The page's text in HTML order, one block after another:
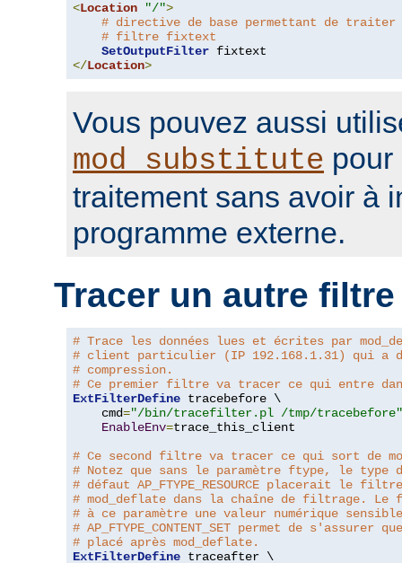
<Location "/">
# directive de base permettant de
# filtre fixtext
SetOutputFilter
</Location>
Vous pouvez aussi
mod_substitute pour
traitement sans avoir à
programme externe.
Tracer un autre filtre
# Trace les données lues et écrites par
# client particulier (IP 192.168.1.31) qui a
# compression.
# Ce premier filtre va tracer ce qui entre
ExtFilterDefine tracebefore \
    cmd
="/bin/tracefilter.pl /tmp/tracebefore"
EnableEnv=trace_this_client
# Ce second filtre va tracer ce qui sort de
# Notez que sans le paramètre ftype, le
# défaut AP_FTYPE_RESOURCE placerait le
# mod_deflate dans la chaîne de filtrage.
# à ce paramètre une valeur numérique
# AP_FTYPE_CONTENT_SET permet de
# placé après mod_deflate.
ExtFilterDefine traceafter \